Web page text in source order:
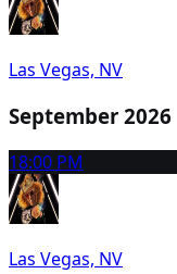
Las Vegas, NV
September 2026
18:00 PM
Las Vegas, NV